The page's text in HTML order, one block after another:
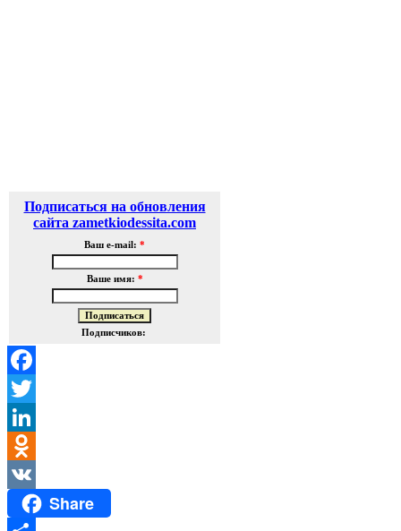
Подписаться на обновления
сайта zametkiodessita.com
Ваш e-mail: *
Ваше имя: *
Подписчиков:
Facebook
Twitter
LinkedIn
Odnoklassniki
VK
Share